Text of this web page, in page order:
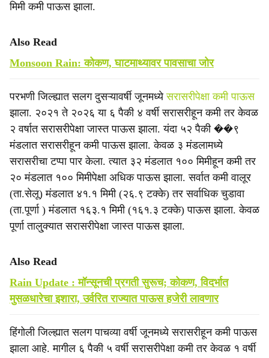
मिमी कमी पाऊस झाला.
Also Read
Monsoon Rain: कोकण, घाटमाथ्यावर पावसाचा जोर
परभणी जिल्ह्यात सलग दुसऱ्यावर्षी जूनमध्येसरासरीपेक्षा कमी पाऊस
झाला. २०२१ ते २०२६ या ६ पैकी ४ वर्षी सरासरीहून कमी तर केवळ
२ वर्षात सरासरीपेक्षा जास्त पाऊस झाला. यंदा ५२ पैकी ��९
मंडलात सरासरीहून कमी पाऊस झाला. केवळ ३ मंडलामध्ये
सरासरीचा टप्पा पार केला. त्यात ३२ मंडलात १०० मिमीहून कमी तर
२० मंडलात १०० मिमीपेक्षा अधिक पाऊस झाला. सर्वात कमी वालूर
(ता.सेलू) मंडलात ४१.१ मिमी (२६.९ टक्के) तर सर्वाधिक चुडावा
(ता.पूर्णा ) मंडलात १६३.१ मिमी (१६१.३ टक्के) पाऊस झाला. केवळ
पूर्णा तालु्क्यात सरासरीपेक्षा जास्त पाऊस झाला.
Also Read
Rain Update : मॉन्सूनची प्रगती सुरूच; कोकण, विदर्भात
मुसळधारेचा इशारा, उर्वरित राज्यात पाऊस हजेरी लावणार
हिंगोली जिल्ह्यात सलग पाचव्या वर्षी जूनमध्ये सरासरीहून कमी पाऊस
झाला आहे. मागील ६ पैकी ५ वर्षी सरासरीपेक्षा कमी तर केवळ १ वर्षी